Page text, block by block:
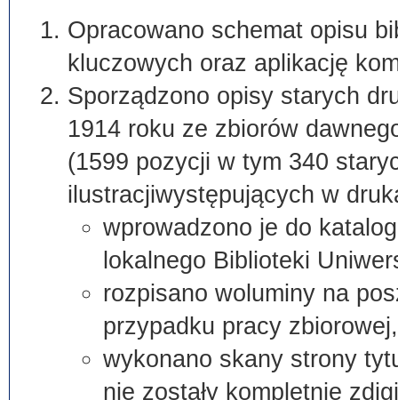
Opracowano schemat opisu
kluczowych oraz aplikację
Sporządzono opisy starych
1914 roku ze zbiorów
(1599 pozycji w tym 340
ilustracjiwystępujących w
wprowadzono je do
lokalnego Biblioteki
rozpisano woluminy na
przypadku pracy
wykonano skany strony
nie zostały kompletnie